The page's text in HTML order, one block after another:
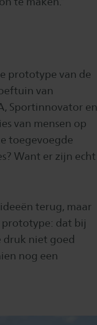
prototype van de
van
Sportinnovator en
van mensen op
toegevoegde
Want er zijn echt
terug, maar
dat bij
druk niet goed
nog een